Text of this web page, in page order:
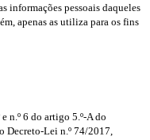
informações pessoais daqueles
apenas as utiliza para os fins
n.º 6 do artigo 5.º-A do
Decreto-Lei n.º 74/2017,